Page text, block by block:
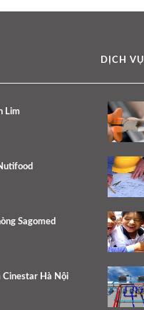
Lim
Sagomed
Cinestar Hà Nội
DỊCH VỤ